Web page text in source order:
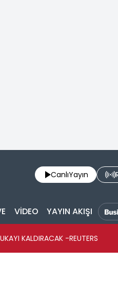
CanlıYayın
VİDEO YAYIN AKIŞI
KALDIRACAK -REUTERS